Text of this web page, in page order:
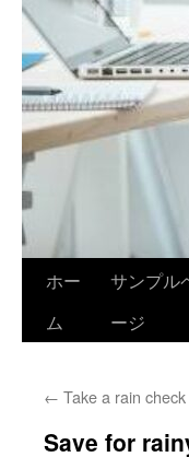
ホー
ム
サンプル
ージ
← Take a rain check
Save for